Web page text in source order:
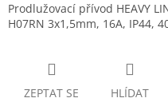
Prodlužovací přívod HEAVY
H07RN 3x1,5mm, 16A, IP44,
ZEPTAT SE HLÍDAT